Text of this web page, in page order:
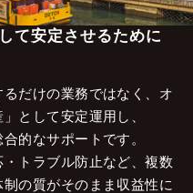
て安定させるために
だけの業務ではなく、オ
として安定運用し、
的なサポートです。
トラブル防止など、複数
の質がそのまま収益性に